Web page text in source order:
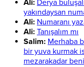
Ali: Derya
yakındaysan
Ali: Numaranı
Ali: Tanışalım mı
Salim: Merhaba
bir yuva kurmak
mezarakadar